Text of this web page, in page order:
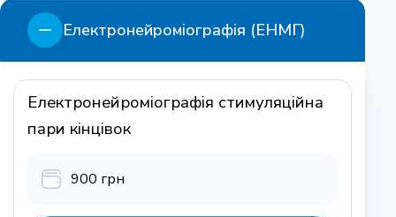
Електронейроміографія (ЕНМГ)
Електронейроміографія стимуляційна
пари кінцівок
900 грн